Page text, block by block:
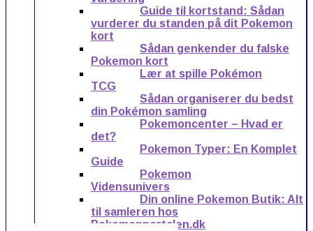
Guide til kortstand: Sådan
vurderer du standen på dit Pokemon
kort
Sådan genkender du falske
Pokemon kort
Lær at spille Pokémon
TCG
Sådan organiserer du bedst
din Pokémon samling
Pokemoncenter – Hvad er
det?
Pokemon Typer: En Komplet
Guide
Pokemon
Vidensunivers
Din online Pokemon Butik: Alt
til samleren hos
Pokemonportalen.dk